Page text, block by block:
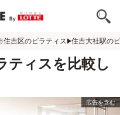
住吉区のピラティス 住吉大社駅の
ティスを比較し